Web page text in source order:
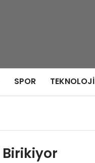
SPOR TEKNOLOJI